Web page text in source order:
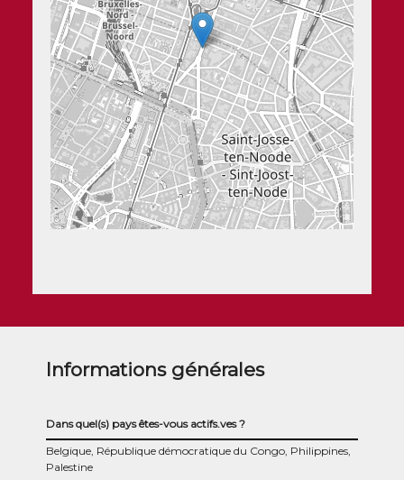
Informations générales
Dans quel(s) pays êtes-vous actifs.ves ?
Belgique, République démocratique du Congo, Philippines,
Palestine